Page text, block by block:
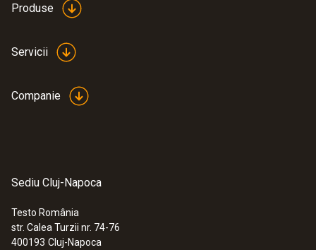
Produse
Servicii
Companie
Sediu Cluj-Napoca
Testo România
str. Calea Turzii nr. 74-76
400193 Cluj-Napoca